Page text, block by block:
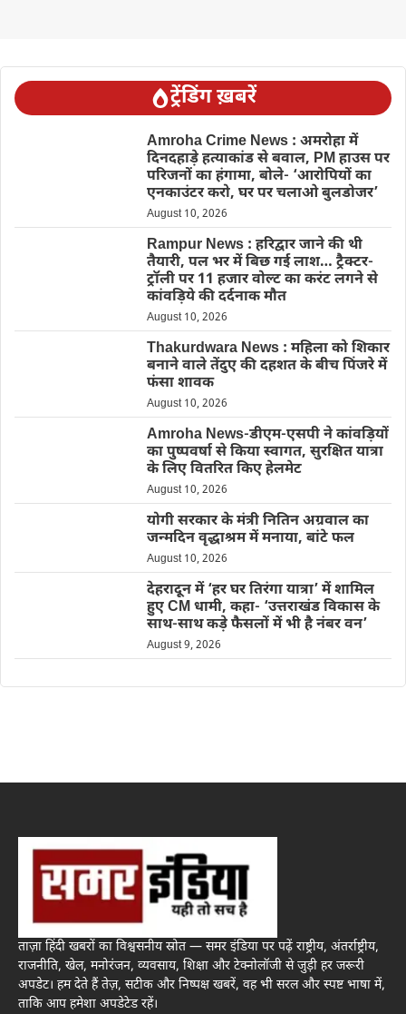
ट्रेंडिंग ख़बरें
Amroha Crime News : अमरोहा में
दिनदहाड़े हत्याकांड से बवाल, PM हाउस पर
परिजनों का हंगामा, बोले- ‘आरोपियों का
एनकाउंटर करो, घर पर चलाओ बुलडोजर’
August 10, 2026
Rampur News : हरिद्वार जाने की थी
तैयारी, पल भर में बिछ गई लाश… ट्रैक्टर-
ट्रॉली पर 11 हजार वोल्ट का करंट लगने से
कांवड़िये की दर्दनाक मौत
August 10, 2026
Thakurdwara News : महिला को शिकार
बनाने वाले तेंदुए की दहशत के बीच पिंजरे में
फंसा शावक
August 10, 2026
Amroha News-डीएम-एसपी ने कांवड़ियों
का पुष्पवर्षा से किया स्वागत, सुरक्षित यात्रा
के लिए वितरित किए हेलमेट
August 10, 2026
योगी सरकार के मंत्री नितिन अग्रवाल का
जन्मदिन वृद्धाश्रम में मनाया, बांटे फल
August 10, 2026
देहरादून में ‘हर घर तिरंगा यात्रा’ में शामिल
हुए CM धामी, कहा- ‘उत्तराखंड विकास के
साथ-साथ कड़े फैसलों में भी है नंबर वन’
August 9, 2026
ताज़ा हिंदी खबरों का विश्वसनीय स्रोत — समर इंडिया पर पढ़ें राष्ट्रीय, अंतर्राष्ट्रीय,
राजनीति, खेल, मनोरंजन, व्यवसाय, शिक्षा और टेक्नोलॉजी से जुड़ी हर जरूरी
अपडेट। हम देते हैं तेज़, सटीक और निष्पक्ष खबरें, वह भी सरल और स्पष्ट भाषा में,
ताकि आप हमेशा अपडेटेड रहें।